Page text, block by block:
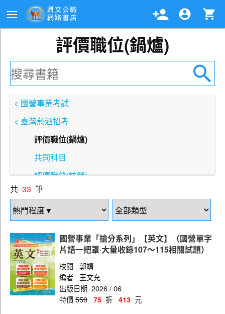
評價職位(鍋爐)
< 國營事業考試
< 臺灣菸酒招考
評價職位(鍋爐)
共同科目
評價職位(訪銷)
評價職位(營業、免稅店)
評價職位(店頭行銷)
評價職位(儲運、儲酒)
評價職位(物料倉儲)
評價職位(機械)
評價職位(土木)
共 33 筆
國營事業「搶分系列」【英文】（國營單字
片語一把罩‧大量收錄107～115相關試題）
校閱 郭靖
編者
王文充
出版日期 2026 / 06
特價550 75 折 413 元